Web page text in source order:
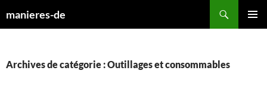
au
manieres-de
Archives de catégorie : Outillages et consommables